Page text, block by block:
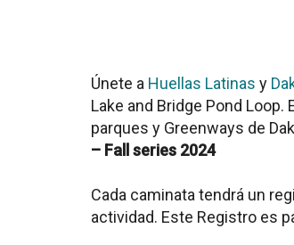
Únete a Huellas Latinas y
Lake and Bridge Pond Loop.
parques y Greenways de
– Fall series 2024
Cada caminata tendrá un
actividad. Este Registro es